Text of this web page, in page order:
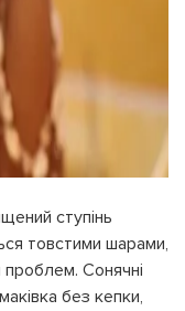
ступінь
товстими шарами,
Сонячні
без кепки,